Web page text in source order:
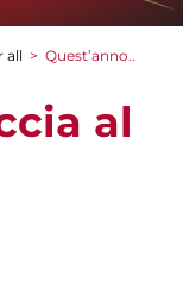
all > Quest’anno..
al